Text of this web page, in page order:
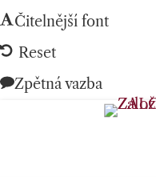
Čitelnější font
Reset
Zpětná vazba